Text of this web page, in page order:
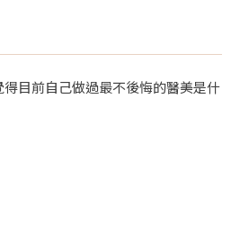
目前自己做過最不後悔的醫美是什